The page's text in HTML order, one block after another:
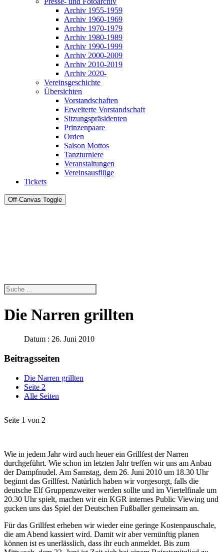
Archiv 1955-1959
Archiv 1960-1969
Archiv 1970-1979
Archiv 1980-1989
Archiv 1990-1999
Archiv 2000-2009
Archiv 2010-2019
Archiv 2020-
Vereinsgeschichte
Übersichten
Vorstandschaften
Erweiterte Vorstandschaft
Sitzungspräsidenten
Prinzenpaare
Orden
Saison Mottos
Tanzturniere
Veranstaltungen
Vereinsausflüge
Tickets
Off-Canvas Toggle
Die Narren grillten
Datum : 26. Juni 2010
Beitragsseiten
Die Narren grillten
Seite 2
Alle Seiten
Seite 1 von 2
Wie in jedem Jahr wird auch heuer ein Grillfest der Narren
durchgeführt. Wie schon im letzten Jahr treffen wir uns am Anbau
der Dampfnudel. Am Samstag, dem 26. Juni 2010 um 18.30 Uhr
beginnt das Grillfest. Natürlich haben wir vorgesorgt, falls die
deutsche Elf Gruppenzweiter werden sollte und im Viertelfinale um
20.30 Uhr spielt, machen wir ein KGR internes Public Viewing und
gucken uns das Spiel der Deutschen Fußballer gemeinsam an.
Für das Grillfest erheben wir wieder eine geringe Kostenpauschale,
die am Abend kassiert wird. Damit wir aber vernünftig planen
können ist es unerlässlich, dass ihr euch anmeldet. Bis zum